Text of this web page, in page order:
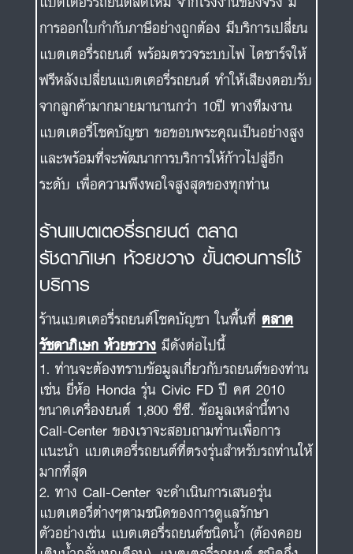
การออกใบกำกับภาษีอย่างถูกต้อง มีบริการเปลี่ยน
แบตเตอรี่รถยนต์ พร้อมตรวจระบบไฟ ไดชาร์จให้
ฟรีหลังเปลี่ยนแบตเตอรี่รถยนต์ ทำให้เสียงตอบรับ
จากลูกค้ามากมายมานานกว่า 10ปี ทางทีมงาน
แบตเตอรี่โชคบัญชา ขอขอบพระคุณเป็นอย่างสูง
และพร้อมที่จะพัฒนาการบริการให้ก้าวไปสู่อีก
ระดับ เพื่อความพึงพอใจสูงสุดของทุกท่าน
ร้านแบตเตอรี่รถยนต์ ตลาด
รัชดาภิเษก ห้วยขวาง ขั้นตอนการใช้
บริการ
ร้านแบตเตอรี่รถยนต์โชคบัญชา ในพื้นที่ ตลาด
รัชดาภิเษก ห้วยขวาง มีดังต่อไปนี้
ท่านจะต้องทราบข้อมูลเกี่ยวกับรถยนต์ของท่าน
เช่น ยี่ห้อ Honda รุ่น Civic FD ปี คศ 2010
ขนาดเครื่องยนต์ 1,800 ซีซี. ข้อมูลเหล่านี้ทาง
Call-Center ของเราจะสอบถามท่านเพื่อการ
แนะนำ แบตเตอรี่รถยนต์ที่ตรงรุ่นสำหรับรถท่านให้
มากที่สุด
ทาง Call-Center จะดำเนินการเสนอรุ่น
แบตเตอรี่ต่างๆตามชนิดของการดูแลรักษา
ตัวอย่างเช่น แบตเตอรี่รถยนต์ชนิดน้ำ (ต้องคอย